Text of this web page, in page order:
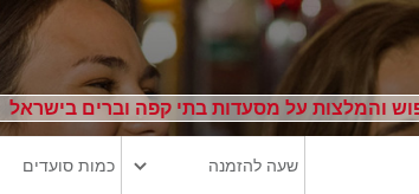
והמלצות על מסעדות בתי קפה וברים בישראל